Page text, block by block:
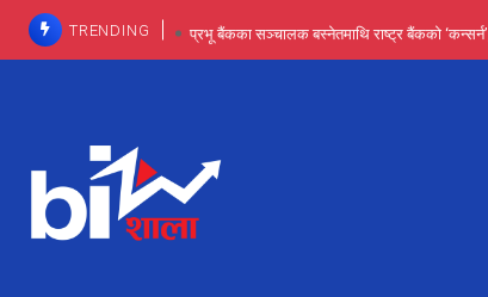
TRENDING प्रभू बैंकका सञ्चालक बस्नेतमाथि राष्ट्र बैंकको
प्रभू बैंकमा सेञ्चुरीबाट आएका कर्मचारीमाथि
कमाइमा गरिमाको दमदार छलाङ,
प्रभु बैंकमा रमिता : सर्वसाधारणबाट छिरेका